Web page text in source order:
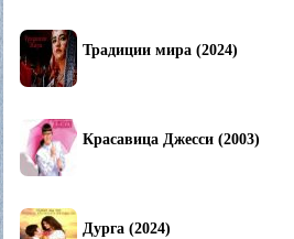
Традиции мира (2024)
Красавица Джесси (2003)
Дурга (2024)